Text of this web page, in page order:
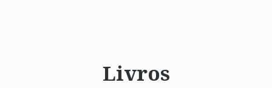
Livros